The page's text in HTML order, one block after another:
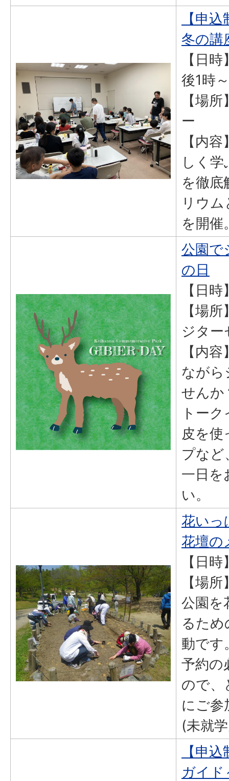
【申
冬の講
【日
後1時
【場
ー
【内
しく
を徹底
リウ
を開催
公園で
の日
【日
【場
ジター
【内
ながら
せんか
トー
皮を
プなど
一日を
い。
花いっ
花壇の
【日
【場
公園を
るた
動です
予約の
ので、
にご参
(未就
【申
ガイド